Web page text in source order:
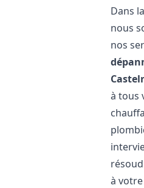
Dans
nous
nos
à tous
à